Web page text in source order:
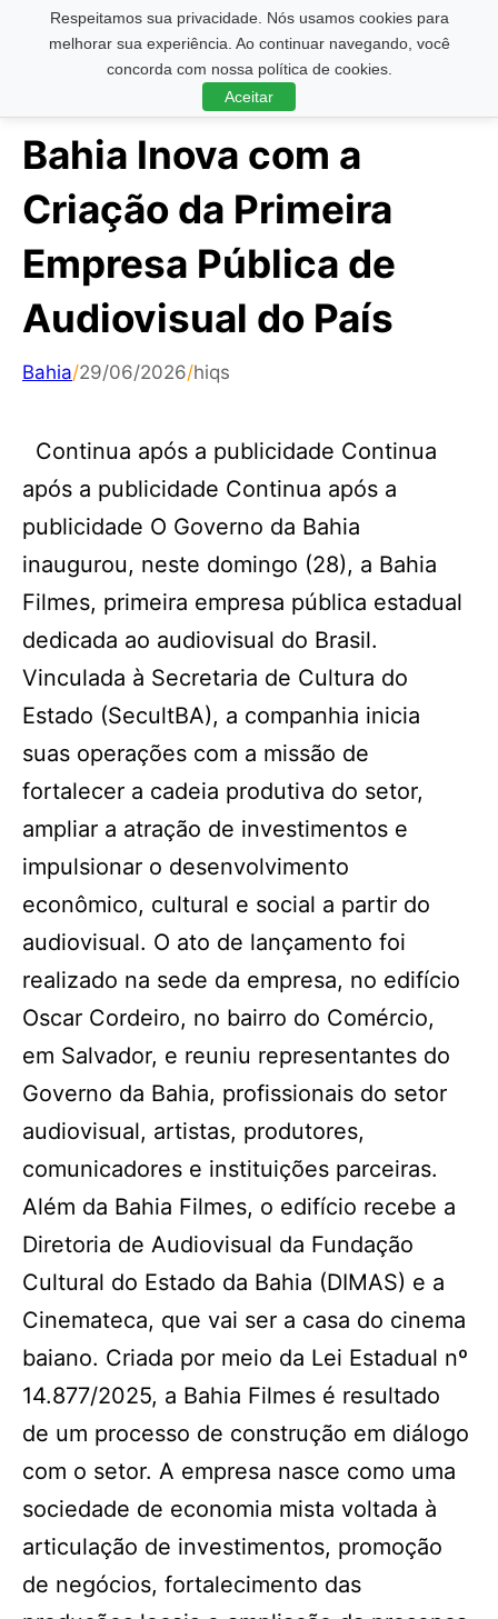
Respeitamos sua privacidade. Nós usamos cookies para
melhorar sua experiência. Ao continuar navegando, você
concorda com nossa política de cookies.
Aceitar
Pesquisar ...
Bahia Inova com a
Criação da Primeira
Empresa Pública de
Audiovisual do País
Bahia/29/06/2026/hiqs
Continua após a publicidade Continua
após a publicidade Continua após a
publicidade O Governo da Bahia
inaugurou, neste domingo (28), a Bahia
Filmes, primeira empresa pública estadual
dedicada ao audiovisual do Brasil.
Vinculada à Secretaria de Cultura do
Estado (SecultBA), a companhia inicia
suas operações com a missão de
fortalecer a cadeia produtiva do setor,
ampliar a atração de investimentos e
impulsionar o desenvolvimento
econômico, cultural e social a partir do
audiovisual. O ato de lançamento foi
realizado na sede da empresa, no edifício
Oscar Cordeiro, no bairro do Comércio,
em Salvador, e reuniu representantes do
Governo da Bahia, profissionais do setor
audiovisual, artistas, produtores,
comunicadores e instituições parceiras.
Além da Bahia Filmes, o edifício recebe a
Diretoria de Audiovisual da Fundação
Cultural do Estado da Bahia (DIMAS) e a
Cinemateca, que vai ser a casa do cinema
baiano. Criada por meio da Lei Estadual nº
14.877/2025, a Bahia Filmes é resultado
de um processo de construção em diálogo
com o setor. A empresa nasce como uma
sociedade de economia mista voltada à
articulação de investimentos, promoção
de negócios, fortalecimento das